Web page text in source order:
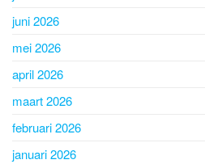
juni 2026
mei 2026
april 2026
maart 2026
februari 2026
januari 2026